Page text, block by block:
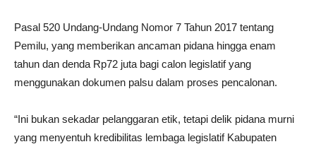
Pasal 520 Undang-Undang Nomor 7 Tahun 2017 tentang
Pemilu, yang memberikan ancaman pidana hingga enam
tahun dan denda Rp72 juta bagi calon legislatif yang
menggunakan dokumen palsu dalam proses pencalonan.
“Ini bukan sekadar pelanggaran etik, tetapi delik pidana murni
yang menyentuh kredibilitas lembaga legislatif Kabupaten